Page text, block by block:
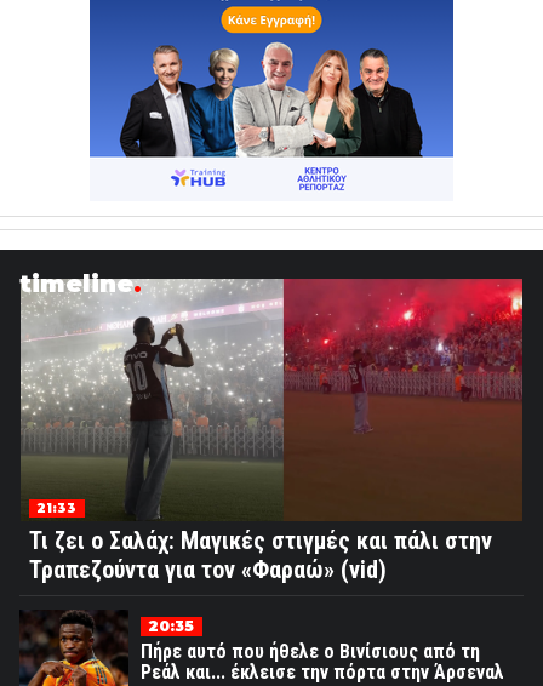
timeline
21:33
Τι ζει ο Σαλάχ: Μαγικές στιγμές και πάλι στην
Τραπεζούντα για τον «Φαραώ» (vid)
20:35
Πήρε αυτό που ήθελε ο Βινίσιους από τη
Ρεάλ και... έκλεισε την πόρτα στην Άρσεναλ